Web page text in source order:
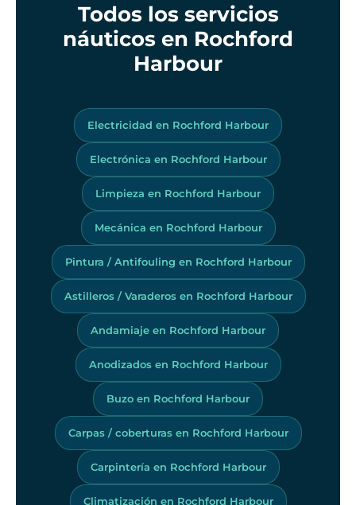
Todos los servicios
náuticos en Rochford
Harbour
Electricidad en Rochford Harbour
Electrónica en Rochford Harbour
Limpieza en Rochford Harbour
Mecánica en Rochford Harbour
Pintura / Antifouling en Rochford Harbour
Astilleros / Varaderos en Rochford Harbour
Andamiaje en Rochford Harbour
Anodizados en Rochford Harbour
Buzo en Rochford Harbour
Carpas / coberturas en Rochford Harbour
Carpintería en Rochford Harbour
Climatización en Rochford Harbour